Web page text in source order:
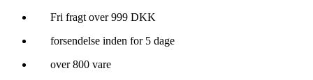
Videre
indhold
Fri fragt over 999 DKK
forsendelse inden for 5 dage
over 800 vare